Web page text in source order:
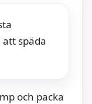
späda
och packa